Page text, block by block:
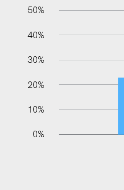
100%
50%
40%
30%
20%
10%
0%